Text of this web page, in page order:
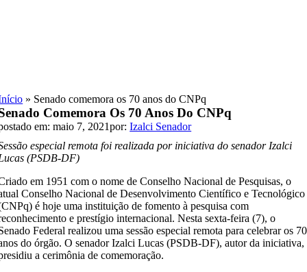
» Senado comemora os 70 anos do CNPq
Comemora Os 70 Anos Do CNPq
em: maio 7, 2021por:Izalci Senador
especial remota foi realizada por iniciativa do senador Izalci
(PSDB-DF)
em 1951 com o nome de Conselho Nacional de Pesquisas, o
Conselho Nacional de Desenvolvimento Científico e Tecnológico
é hoje uma instituição de fomento à pesquisa com
e prestígio internacional. Nesta sexta-feira (7), o
Federal realizou uma sessão especial remota para celebrar os 70
do órgão. O senador Izalci Lucas (PSDB-DF), autor da iniciativa,
a cerimônia de comemoração.